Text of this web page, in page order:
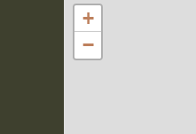
+
−